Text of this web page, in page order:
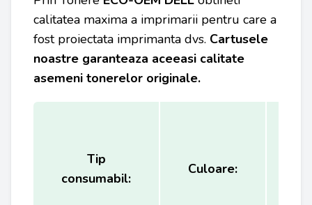
calitatea maxima a imprimarii pentru care a
fost proiectata imprimanta dvs. Cartusele
noastre garanteaza aceeasi calitate
asemeni tonerelor originale.
Tip
consumabil:
Culoare: